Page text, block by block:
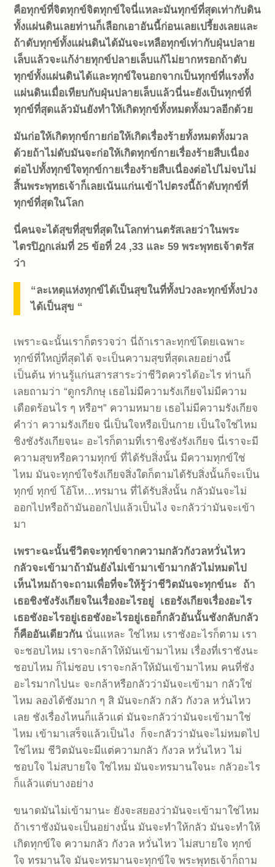
คือทุกข์ที่จิตทุกข์จิตทุกข์ใจนี่แหละมันทุกข์ที่สุดเท่ากับดิน
ทั้งแผ่นดินเลยท่านก็เลือกเอาอันนี้ก่อนเลยเปรี้ยงเลยและ
ถ้าดับทุกข์ทั้งแผ่นดินได้มันจะเหลือทุกข์เท่ากับฝุ่นปลาย
เล็บแล้วจะแก้ง่ายทุกข์ปลายเล็บแก้ไม่ยากหรอกถ้าดับ
ทุกข์ทั้งแผ่นดินได้และทุกข์ใจนอกจากเป็นทุกข์ที่แรงทั้ง
แผ่นดินเมื่อเทียบกับฝุ่นปลายเล็บแล้วนี่นะยังเป็นทุกข์ที่
ทุกข์ที่สุดแล้วมันยังทำให้เกิดทุกข์ทั้งหมดทั้งมวลอีกด้วย
มันก่อให้เกิดทุกข์กายก่อให้เกิดเรื่องร้ายทั้งหมดทั้งมวล
ด้วยถ้าไม่ดับมันจะก่อให้เกิดทุกข์กายเรื่องร้ายสืบเนื่อง
ต่อไปทั้งทุกข์ใจทุกข์กายเรื่องร้ายสืบเนื่องต่อไปไม่จบไม่
สิ้นพระพุทธเจ้าก็เลยเน้นแก่นเข้าไปตรงนี้ถ้าดับทุกข์ที่
ทุกข์ที่สุดในโลก
นี่คนจะได้สุขที่สุขที่สุดในโลกท่านตรัสเลยว่าในพระ
ไตรปิฎกเล่มที่ 25 ข้อที่ 24 ,33 และ 59 พระพุทธเจ้าตรัส
ว่า
“ละเหตุแห่งทุกข์ได้เป็นสุขในที่ทั้งปวงละทุกข์ทั้งปวง
ได้เป็นสุข “
เพราะฉะนั้นเราก็ตรวจว่า นี่ถ้าเราละทุกข์โดยเฉพาะ
ทุกข์ที่ใหญ่ที่สุดได้ จะเป็นความสุขที่สุดเลยอย่างนี้
เป็นต้น ท่านรู้แก่นสารสาระว่าชีวิตควรได้อะไร ท่านก็
เลยถามว่า “ดูกรภิกษุ เธอไม่มีความรังเกียจไม่มีความ
เดือดร้อนไร ๆ หรือฯ” ความหมาย เธอไม่มีความรังเกียจ
คำว่า ความรังเกียจ นี่เป็นใจหรือเป็นกาย เป็นใจใช่ไหม
ชิงชังรังเกียจนะ อะไรก็ตามที่เราชิงชังรังเกียจ นี่เราจะมี
ความสุขหรือความทุกข์ ที่ได้รับสิ่งนั้น มีความทุกข์ใช่
ไหม มันจะทุกข์ใจรังเกียจสิ่งใดก็ตามได้รับสิ่งนั้นก็จะเป็น
ทุกข์ ทุกข์ โอ้โห…ทรมาน ที่ได้รับสิ่งนั้น กลัวมันจะไม่
ออกไปหรือถ้ามันออกไปแล้วเป็นไง จะกลัวว่ามันจะเข้า
มา
เพราะฉะนั้นชีวิตจะทุกข์จากความกลัวกังวลหวั่นไหว
กลัวจะเข้ามาถ้ามันยังไม่เข้ามาเข้ามากลัวไม่หมดไป
เห็นไหมถ้าจะถามเพื่อที่จะให้รู้ว่าชีวิตมันจะทุกข์นะ
ถ้า
เธอชิงชังรังเกียจในเรื่องอะไรอยู่ เธอรังเกียจเรื่องอะไร
เธอชังอะไรอยู่เธอชังอะไรอยู่เธอก็กลัวอันนั้นชังกลับกลัว
ก็คืออันเดียวกัน นั่นแหละ ใช่ไหม เราชังอะไรก็ตาม เรา
จะชอบไหม เราจะกล้าให้มันเข้ามาไหม เรื่องที่เราชังนะ
ชอบไหม ก็ไม่ชอบ เราจะกล้าให้มันเข้ามาไหม คนที่ชัง
อะไรมากไปนะ จะกล้าหรือกลัวว่ามันจะเข้ามา กลัวใช่
ไหม ลองได้ชังมาก ๆ สิ มันจะกลัว กลัว กังวล หวั่นไหว
เลย ชังเรื่องไหนก็แล้วแต่ มันจะกลัวว่ามันจะเข้ามาใช่
ไหม เข้ามาเสร็จแล้วเป็นไง ก็จะกลัวว่ามันจะไม่หมดไป
ใช่ไหม ชีวิตมันจะมีแต่ความกลัว กังวล หวั่นไหว ไม่
ชอบใจ ไม่สบายใจ ใช่ไหม มันจะทรมานใจนะ กลัวอะไร
ก็แล้วแต่บางอย่าง
ขนาดมันไม่เข้ามานะ ยังจะสยองว่ามันจะเข้ามาใช่ไหม
ถ้าเราชังมันจะเป็นอย่างนั้น มันจะทำให้กลัว มันจะทำให้
เกิดทุกข์ใจ ความกลัว กังวล หวั่นไหว ไม่สบายใจ ทุกข์
ใจ ทรมานใจ มันจะทรมานจะทุกข์ใจ พระพุทธเจ้าก็ถาม